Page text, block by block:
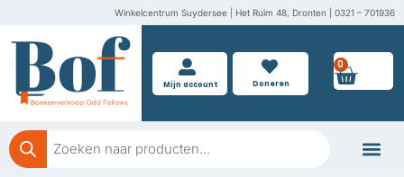
inhoud
Winkelcentrum Suydersee | Het Ruim 48, Dronten | 0321 – 701936
Mijn account Doneren
0
Producten
zoeken